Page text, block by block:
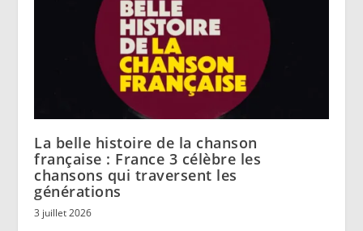
La belle histoire de la chanson
française : France 3 célèbre les
chansons qui traversent les
générations
3 juillet 2026